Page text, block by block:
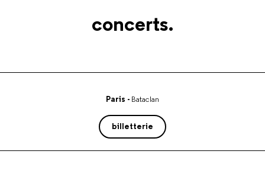
concerts.
Paris - Bataclan
billetterie